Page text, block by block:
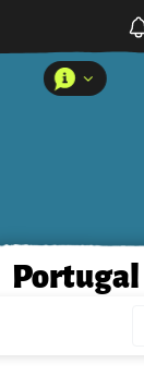
Portugal